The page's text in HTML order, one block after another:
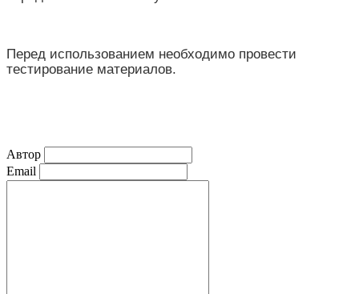
Перед использованием необходимо провести
тестирование материалов.
Автор
Email